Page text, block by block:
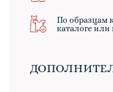
По образцам
каталоге